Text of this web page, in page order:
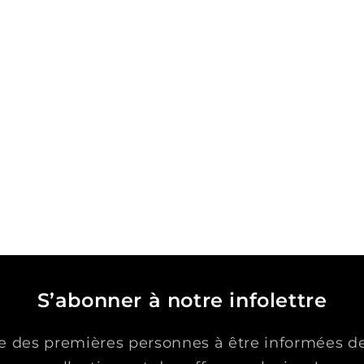
S’abonner à notre infolettre
des premières personnes à être informées